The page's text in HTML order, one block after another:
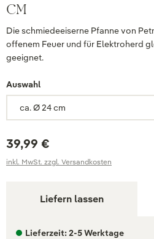
CM
Die schmiedeeiserne Pfanne von
offenem Feuer und für Elektroherd
geeignet.
Auswahl
39,99 €
inkl. MwSt. zzgl. Versandkosten
Liefern lassen
Lieferzeit: 2-5 Werktage